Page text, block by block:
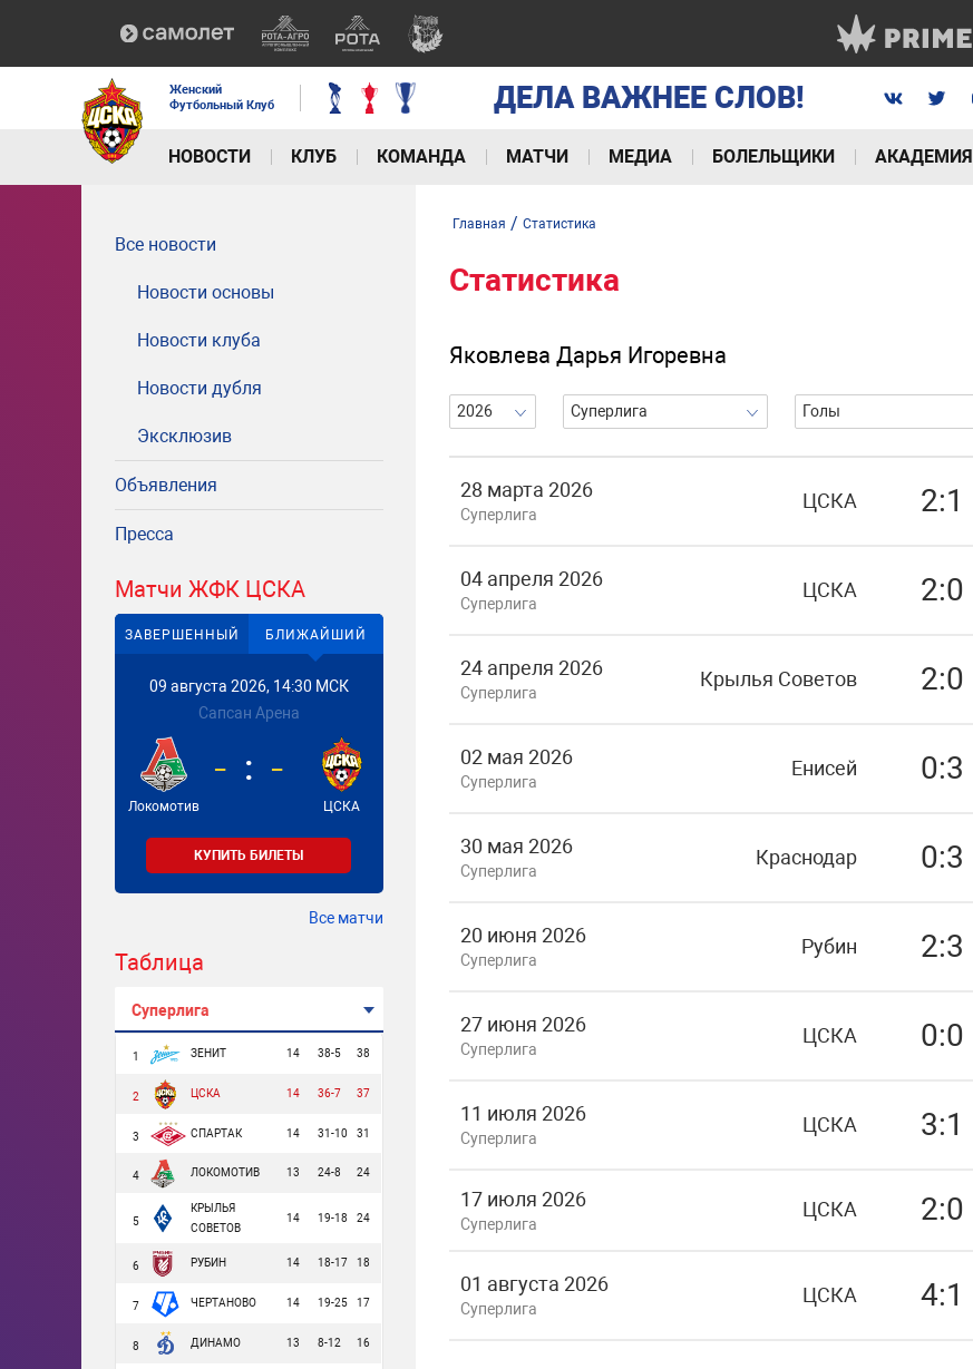
Женский
Футбольный Клуб
ДЕЛА ВАЖНЕЕ СЛОВ!
НОВОСТИ КЛУБ КОМАНДА МАТЧИ МЕДИА БОЛЕЛЬЩИКИ АКАДЕМИЯ
Все новости
Новости основы
Новости клуба
Новости дубля
Эксклюзив
Объявления
Пресса
Матчи ЖФК ЦСКА
ЗАВЕРШЕННЫЙ БЛИЖАЙШИЙ
09 августа 2026, 14:30 МСК
Сапсан Арена
Локомотив
- -
ЦСКА
КУПИТЬ БИЛЕТЫ
Все матчи
Таблица
Суперлига
1 ЗЕНИТ 14 38-5 38
2 ЦСКА 14 36-7 37
3 СПАРТАК 14 31-10 31
4 ЛОКОМОТИВ 13 24-8 24
5
КРЫЛЬЯ
СОВЕТОВ
14 19-18 24
6 РУБИН 14 18-17 18
7 ЧЕРТАНОВО 14 19-25 17
8 ДИНАМО 13 8-12 16
Главная / Статистика
Статистика
Яковлева Дарья Игоревна
2026 Суперлига Голы
28 марта 2026
Суперлига
ЦСКА 2:1
04 апреля 2026
Суперлига
ЦСКА 2:0
24 апреля 2026
Суперлига
Крылья Советов 2:0
02 мая 2026
Суперлига
Енисей 0:3
30 мая 2026
Суперлига
Краснодар 0:3
20 июня 2026
Суперлига
Рубин 2:3
27 июня 2026
Суперлига
ЦСКА 0:0
11 июля 2026
Суперлига
ЦСКА 3:1
17 июля 2026
Суперлига
ЦСКА 2:0
01 августа 2026
Суперлига
ЦСКА 4:1